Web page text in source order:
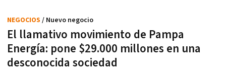
El llamativo movimiento de Pampa
Energía: pone $29.000 millones en una
desconocida sociedad
NEGOCIOS / Nuevo negocio